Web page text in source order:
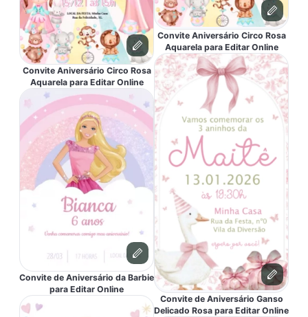
Convite Aniversário Circo Rosa
Aquarela para Editar Online
Convite de Aniversário da Barbie
para Editar Online
Convite Aniversário Circo Rosa
Aquarela para Editar Online
Convite de Aniversário Ganso
Delicado Rosa para Editar Online